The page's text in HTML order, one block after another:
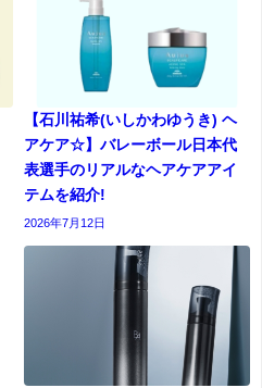
【石川祐希(いしかわゆうき) ヘ
アケア☆】バレーボール日本代
表選手のリアルなヘアケアアイ
テムを紹介!
2026年7月12日